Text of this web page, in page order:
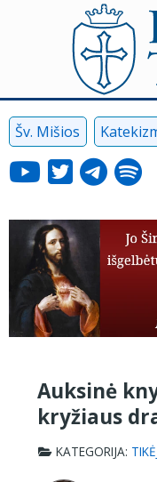
Šv. Mišios
Auksinė
kryžiaus
KATEGORIJA: